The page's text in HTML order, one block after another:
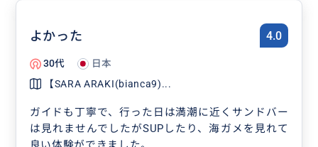
よかった 4.0
30代
日本
【SARA ARAKI(bianca9)...
ガイドも丁寧で、行った日は満潮に近くサンドバー
は見れませんでしたがSUPしたり、海ガメを見れて